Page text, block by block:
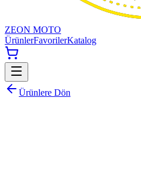
ZEON MOTO
ÜrünlerFavorilerKatalog
Ürünlere Dön